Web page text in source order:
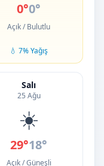
0°0°
Açık / Bulutlu
💧 7% Yağış
Salı
25 Ağu
☀️
29°18°
Açık / Güneşli